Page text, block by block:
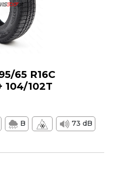
65 R16C
104/102T
B
73 dB